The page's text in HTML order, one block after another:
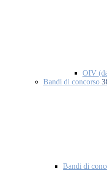
OIV
Bandi di concorso
Bandi di